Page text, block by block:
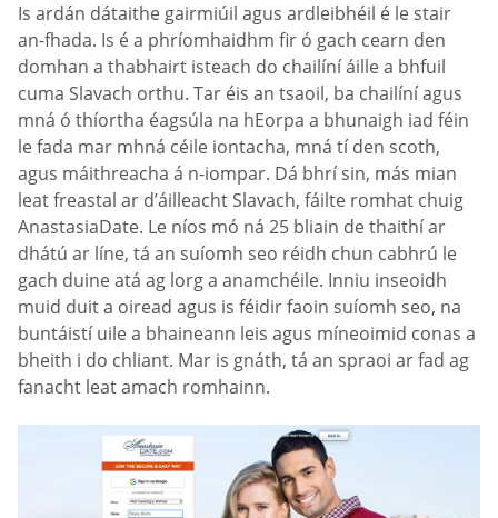
Is ardán dátaithe gairmiúil agus ardleibhéil é le stair
an-fhada. Is é a phríomhaidhm fir ó gach cearn den
domhan a thabhairt isteach do chailíní áille a bhfuil
cuma Slavach orthu. Tar éis an tsaoil, ba chailíní agus
mná ó thíortha éagsúla na hEorpa a bhunaigh iad féin
le fada mar mhná céile iontacha, mná tí den scoth,
agus máithreacha á n-iompar. Dá bhrí sin, más mian
leat freastal ar d’áilleacht Slavach, fáilte romhat chuig
AnastasiaDate. Le níos mó ná 25 bliain de thaithí ar
dhátú ar líne, tá an suíomh seo réidh chun cabhrú le
gach duine atá ag lorg a anamchéile. Inniu inseoidh
muid duit a oiread agus is féidir faoin suíomh seo, na
buntáistí uile a bhaineann leis agus míneoimid conas a
bheith i do chliant. Mar is gnáth, tá an spraoi ar fad ag
fanacht leat amach romhainn.